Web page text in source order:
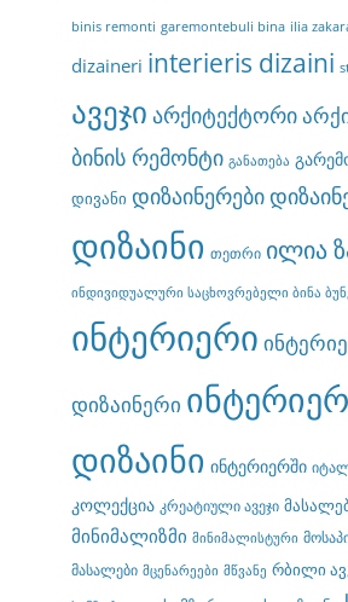
binis remonti garemontebuli bina ilia
dizaineri interieris dizaini
ავეჯი არქიტექტორი
ბინის რემონტი განათება
დივანი დიზაინერები
დიზაინი თეთრი ილია
ინდივიდუალური საცხოვრებელი ბინა
ინტერიერი
დიზაინერი
დიზაინი ინტერიერში
კოლექცია კრეატიული ავეჯი
მინიმალიზმი მინიმალისტური
მასალები მცენარეები მწვანე რბილი